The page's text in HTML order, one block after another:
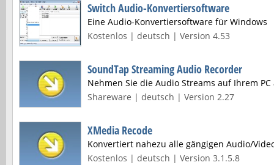
Switch Audio-Konvertiersoftware
Eine Audio-Konvertiersoftware für Windows
Kostenlos | deutsch | Version 4.53
SoundTap Streaming Audio Recorder
Nehmen Sie die Audio Streams auf Ihrem PC
Shareware | deutsch | Version 2.27
XMedia Recode
Konvertiert nahezu alle gängigen Audio/
Kostenlos | deutsch | Version 3.1.5.8